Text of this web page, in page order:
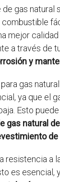
de gas natural
combustible
mejor
a través de
y
gas
ya que el
Esto
gas natural
resistencia a
es esencial,